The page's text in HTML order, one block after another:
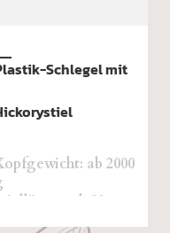
S beidseitig
Hickorystiel